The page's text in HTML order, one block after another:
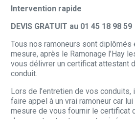
Intervention rapide
DEVIS GRATUIT au 01 45 18 98 59
Tous nos ramoneurs sont diplômés
mesure, après le Ramonage l’Hay
vous délivrer un certificat attestant
conduit.
Lors de l’entretien de vos
faire appel à un vrai ramoneur car
mesure de vous fournir le certificat